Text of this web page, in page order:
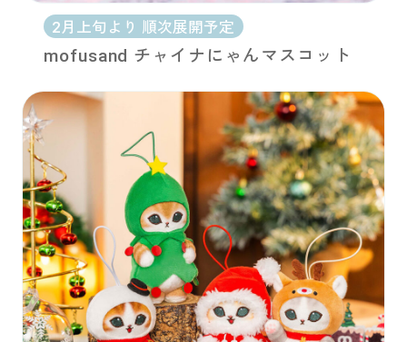
2月上旬より 順次展開予定
mofusand チャイナにゃんマスコット